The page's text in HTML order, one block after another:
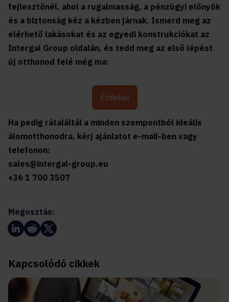
fejlesztőnél, ahol a rugalmasság, a pénzügyi előnyök
és a biztonság kéz a kézben járnak. Ismerd meg az
elérhető lakásokat és az egyedi konstrukciókat az
Intergal Group oldalán, és tedd meg az első lépést
új otthonod felé még ma:
Érdekel
Ha pedig rátaláltál a minden szempontból ideális
álomotthonodra, kérj ajánlatot e-mail-ben vagy
telefonon:
sales@intergal-group.eu
+36 1 700 3507
Megosztás:
Kapcsolódó cikkek